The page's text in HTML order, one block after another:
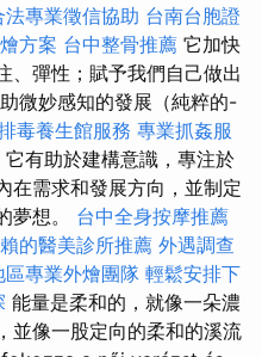
法專業徵信協助 台南台胞證
方案 台中整骨推薦 它加快
、彈性；賦予我們自己做出
微妙感知的發展（純粹的-
毒養生館服務 專業抓姦服
它有助於建構意識，專注於
在需求和發展方向，並制定
夢想。 台中全身按摩推薦
的醫美診所推薦 外遇調查
區專業外燴團隊 輕鬆安排下
能量是柔和的，就像一朵濃
並像一股定向的柔和的溪流